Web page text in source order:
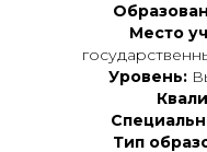
Место
Уровень:
Тип